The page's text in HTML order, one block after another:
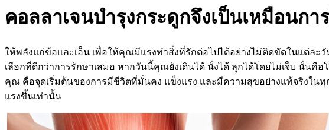
คอลลาเจนบำรุงกระดูกจึงเป็นเหมือนก
ให้พลังแก่ข้อและเอ็น เพื่อให้คุณมีแรงทำสิ่งที่รักต่อไปได้อย่างไม่ติดขัดในแต่ละ
เลือกที่ดีกว่าการรักษาเสมอ หากวันนี้คุณยังเดินได้ นั่งได้ ลุกได้โดยไม่เจ็บ นั่นคื
คุณ คือจุดเริ่มต้นของการมีชีวิตที่มั่นคง แข็งแรง และมีความสุขอย่างแท้จริงใน
แรงขึ้นเท่านั้น